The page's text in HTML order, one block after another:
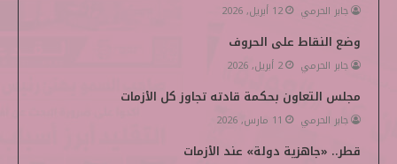
جابر الحرمي 12 أبريل, 2026
وضع النقاط على الحروف
جابر الحرمي 2 أبريل, 2026
مجلس التعاون بحكمة قادته تجاوز كل الأزمات
جابر الحرمي 11 مارس, 2026
قطر.. «جاهزية دولة» عند الأزمات